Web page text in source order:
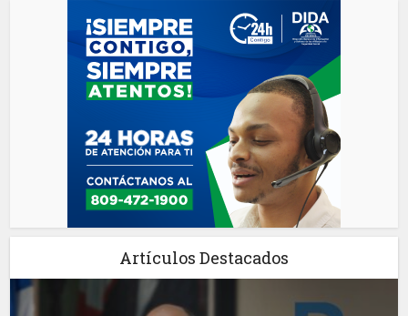
Artículos Destacados